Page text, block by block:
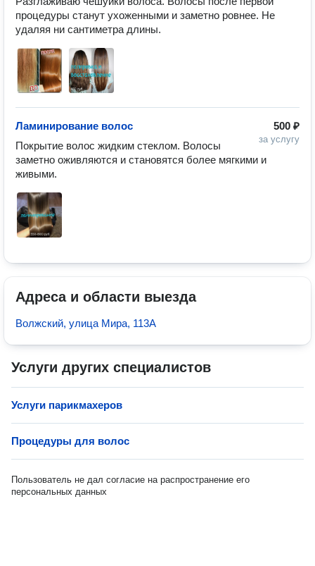
процедуры станут ухоженными и заметно ровнее. Не
удаляя ни сантиметра длины.
500 ₽
за услугу
Ламинирование волос
Покрытие волос жидким стеклом. Волосы
заметно оживляются и становятся более мягкими и
живыми.
Адреса и области выезда
Волжский, улица Мира, 113А
Услуги других специалистов
Услуги парикмахеров
Процедуры для волос
Пользователь не дал согласие на распространение его
персональных данных